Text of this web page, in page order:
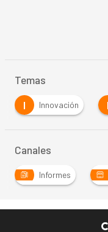
Temas
I
Innovación I
Canales
Informes